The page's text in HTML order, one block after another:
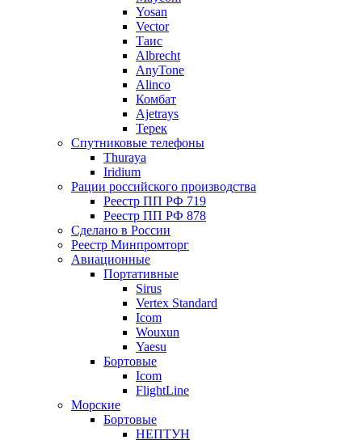
Yosan
Vector
Таис
Albrecht
AnyTone
Alinco
Комбат
Ajetrays
Терек
Спутниковые телефоны
Thuraya
Iridium
Рации российского производства
Реестр ПП РФ 719
Реестр ПП РФ 878
Сделано в России
Реестр Минпромторг
Авиационные
Портативные
Sirus
Vertex Standard
Icom
Wouxun
Yaesu
Бортовые
Icom
FlightLine
Морские
Бортовые
НЕПТУН